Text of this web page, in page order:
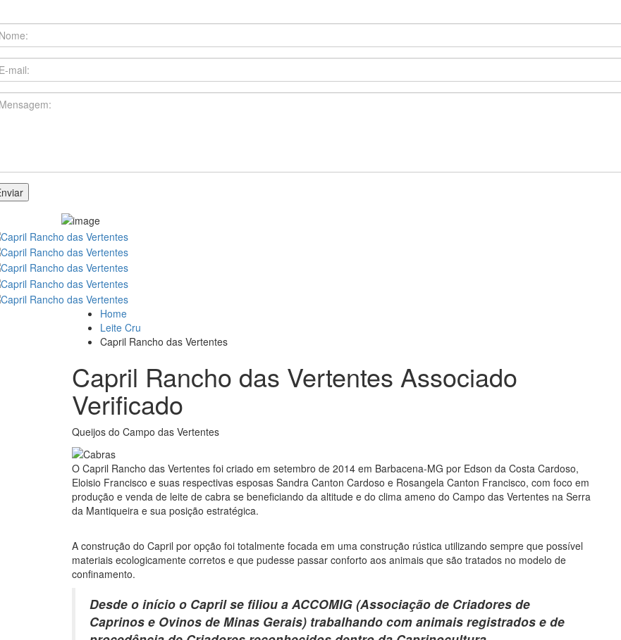
Home
Leite Cru
Capril Rancho das Vertentes
Capril Rancho das Vertentes Associado
Verificado
Queijos do Campo das Vertentes
O Capril Rancho das Vertentes foi criado em setembro de 2014 em Barbacena-MG por Edson da Costa Cardoso,
Eloisio Francisco e suas respectivas esposas Sandra Canton Cardoso e Rosangela Canton Francisco, com foco em
produção e venda de leite de cabra se beneficiando da altitude e do clima ameno do Campo das Vertentes na Serra
da Mantiqueira e sua posição estratégica.
A construção do Capril por opção foi totalmente focada em uma construção rústica utilizando sempre que possível
materiais ecologicamente corretos e que pudesse passar conforto aos animais que são tratados no modelo de
confinamento.
Desde o início o Capril se filiou a ACCOMIG (Associação de Criadores de
Caprinos e Ovinos de Minas Gerais) trabalhando com animais registrados e de